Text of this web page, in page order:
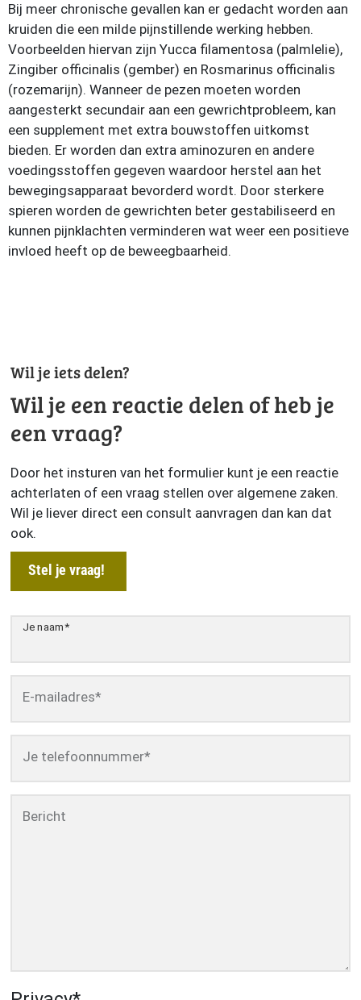
Bij meer chronische gevallen kan er gedacht worden aan
kruiden die een milde pijnstillende werking hebben.
Voorbeelden hiervan zijn Yucca filamentosa (palmlelie),
Zingiber officinalis (gember) en Rosmarinus officinalis
(rozemarijn). Wanneer de pezen moeten worden
aangesterkt secundair aan een gewrichtprobleem, kan
een supplement met extra bouwstoffen uitkomst
bieden. Er worden dan extra aminozuren en andere
voedingsstoffen gegeven waardoor herstel aan het
bewegingsapparaat bevorderd wordt. Door sterkere
spieren worden de gewrichten beter gestabiliseerd en
kunnen pijnklachten verminderen wat weer een positieve
invloed heeft op de beweegbaarheid.
Wil je iets delen?
Wil je een reactie delen of heb je
een vraag?
Door het insturen van het formulier kunt je een reactie
achterlaten of een vraag stellen over algemene zaken.
Wil je liever direct een consult aanvragen dan kan dat
ook.
Stel je vraag!
Je naam*
E-mailadres*
Je telefoonnummer*
Bericht